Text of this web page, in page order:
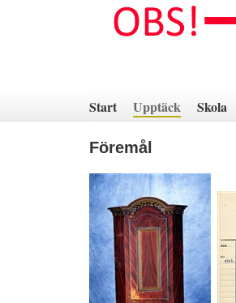
innehåll
Start Upptäck Skola
Föremål